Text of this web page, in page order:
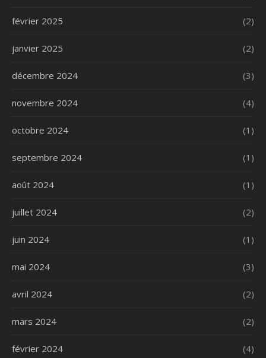
février 2025 (2)
janvier 2025 (2)
décembre 2024 (3)
novembre 2024 (4)
octobre 2024 (1)
septembre 2024 (1)
août 2024 (1)
juillet 2024 (2)
juin 2024 (1)
mai 2024 (3)
avril 2024 (2)
mars 2024 (2)
février 2024 (4)